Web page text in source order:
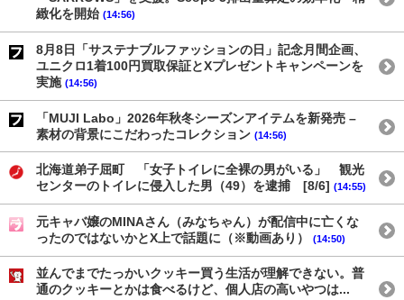
緻化を開始 (14:56)
8月8日「サステナブルファッションの日」記念月間企画、
ユニクロ1着100円買取保証とXプレゼントキャンペーンを
実施 (14:56)
「MUJI Labo」2026年秋冬シーズンアイテムを新発売 –
素材の背景にこだわったコレクション (14:56)
北海道弟子屈町 「女子トイレに全裸の男がいる」 観光
センターのトイレに侵入した男（49）を逮捕 [8/6] (14:55)
元キャバ嬢のMINAさん（みなちゃん）が配信中に亡くな
ったのではないかとX上で話題に（※動画あり）
(14:50)
並んでまでたっかいクッキー買う生活が理解できない。普
通のクッキーとかは食べるけど、個人店の高いやつは...